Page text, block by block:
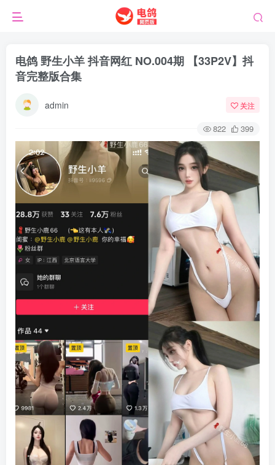
电鸽 野生小羊 抖音网红 NO.004期 【33P2V】抖
音完整版合集
admin 关注
822 399